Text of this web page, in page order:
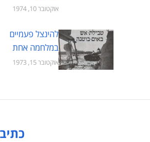
אוקטובר 10, 1974
להינצל פעמיים
במלחמה אחת
אוקטובר 15, 1973